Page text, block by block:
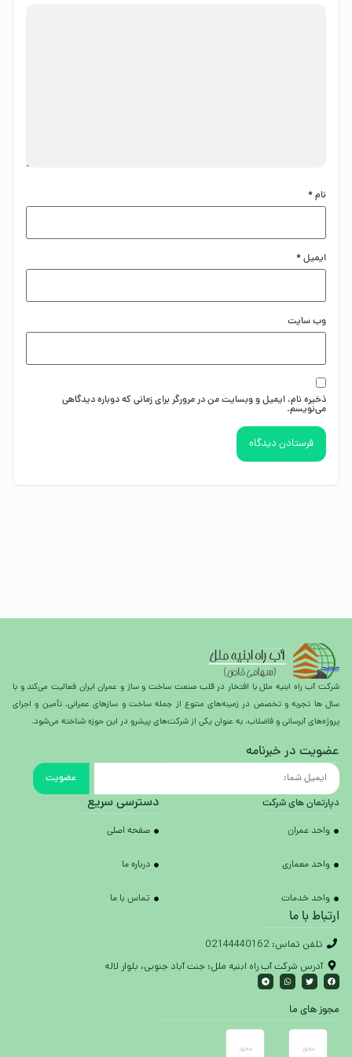
نام*
ایمیل*
وب‌ سایت
ذخیره نام، ایمیل و وبسایت من در مرورگر برای زمانی که دوباره دیدگاهی
می‌نویسم.
شرکت آب راه ابنیه ملل با افتخار در قلب صنعت ساخت و ساز و عمران ایران فعالیت می‌کند و با
سال ها تجربه و تخصص در زمینه‌های متنوع از جمله ساخت و سازهای عمرانی، تأمین و اجرای
پروژه‌های آبرسانی و فاضلاب، به عنوان یکی از شرکت‌های پیشرو در این حوزه شناخته می‌شود.
عضویت در خبرنامه
عضویت
دپارتمان های شرکت
واحد عمران
واحد معماری
واحد خدمات
دسترسی سریع
صفحه اصلی
درباره ما
تماس با ما
ارتباط با ما
تلفن تماس: 02144440162
آدرس شرکت آب راه ابنیه ملل: جنت آباد جنوبی، بلوار لاله
مجوز های ما